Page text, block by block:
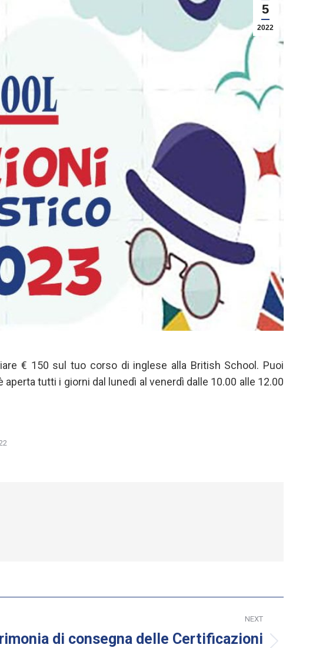
5
2022
€ 150 sul tuo corso di inglese alla British School. Puoi
tutti i giorni dal lunedì al venerdì dalle 10.00 alle 12.00
NEXT
di consegna delle Certificazioni